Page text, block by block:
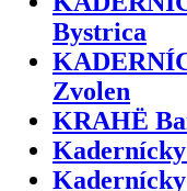
Bystrica
Zvolen
KRAHË
Kadernícky